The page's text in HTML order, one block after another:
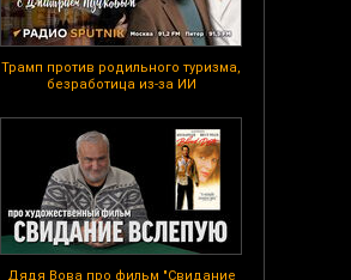
Трамп против родильного туризма,
безработица из-за ИИ
Дядя Вова про фильм "Свидание